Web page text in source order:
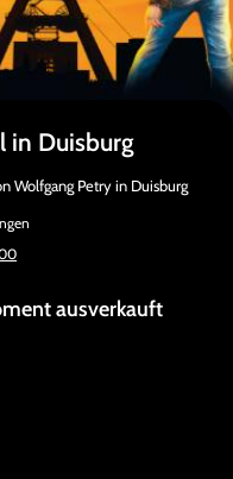
in Duisburg
Wolfgang Petry in Duisburg
ausverkauft